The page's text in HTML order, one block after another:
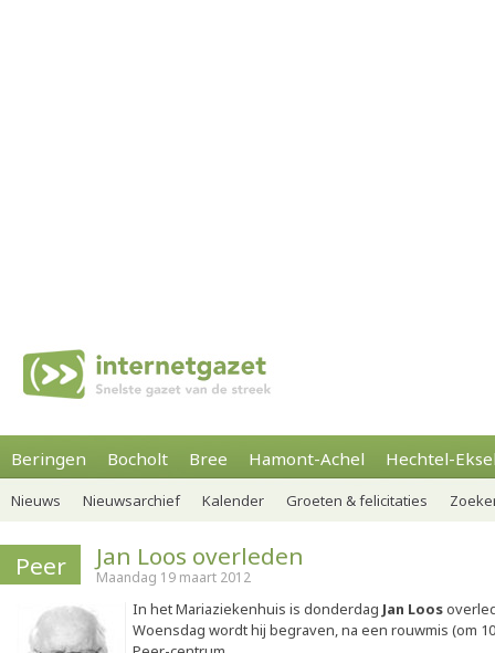
Beringen Bocholt Bree Hamont-Achel Hechtel-
Nieuws Nieuwsarchief Kalender Groeten & felicitaties
Peer Jan Loos overleden
Maandag 19 maart 2012
In het Mariaziekenhuis is donderdag Jan Loos
Woensdag wordt hij begraven, na een rouwmis (om